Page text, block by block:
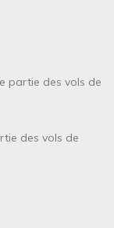
partie des vols de
des vols de